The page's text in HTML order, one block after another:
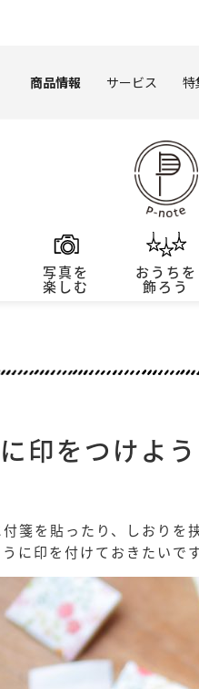
商品情報 サービス 特
写真を
楽しむ
おうちを
飾ろう
印をつけよ
箋を貼ったり、しおりを
に印を付けておきたいで